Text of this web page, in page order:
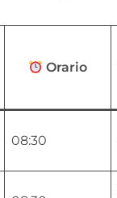
Orario
08:30